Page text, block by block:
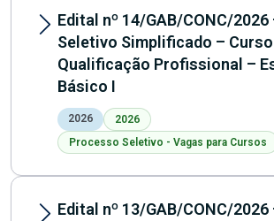
Edital nº 14/GAB/CONC/
Seletivo Simplificado –
Qualificação Profissional –
Básico I
2026
2026
Processo Seletivo - Vagas para Cursos
Edital nº 13/GAB/CONC/